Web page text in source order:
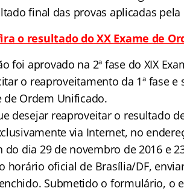
final das provas aplicadas pela
o resultado do XX Exame de
foi aprovado na 2ª fase do XIX
o reaproveitamento da 1ª fase e
de Ordem Unificado.
desejar reaproveitar o resultado
via Internet, no
do dia 29 de novembro de 2016 e
horário oficial de Brasília/DF,
Submetido o formulário, o